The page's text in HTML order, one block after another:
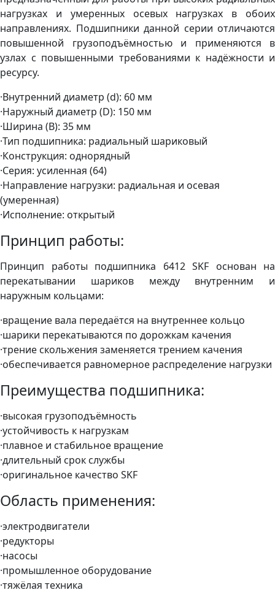
нагрузках и умеренных осевых нагрузках в обоих
направлениях. Подшипники данной серии отличаются
повышенной грузоподъёмностью и применяются в
узлах с повышенными требованиями к надёжности и
ресурсу.
·Внутренний диаметр (d): 60 мм
·Наружный диаметр (D): 150 мм
·Ширина (B): 35 мм
·Тип подшипника: радиальный шариковый
·Конструкция: однорядный
·Серия: усиленная (64)
·Направление нагрузки: радиальная и осевая
(умеренная)
·Исполнение: открытый
Принцип работы:
Принцип работы подшипника 6412 SKF основан на
перекатывании шариков между внутренним и
наружным кольцами:
·вращение вала передаётся на внутреннее кольцо
·шарики перекатываются по дорожкам качения
·трение скольжения заменяется трением качения
·обеспечивается равномерное распределение нагрузки
Преимущества подшипника:
·высокая грузоподъёмность
·устойчивость к нагрузкам
·плавное и стабильное вращение
·длительный срок службы
·оригинальное качество SKF
Область применения:
·электродвигатели
·редукторы
·насосы
·промышленное оборудование
·тяжёлая техника